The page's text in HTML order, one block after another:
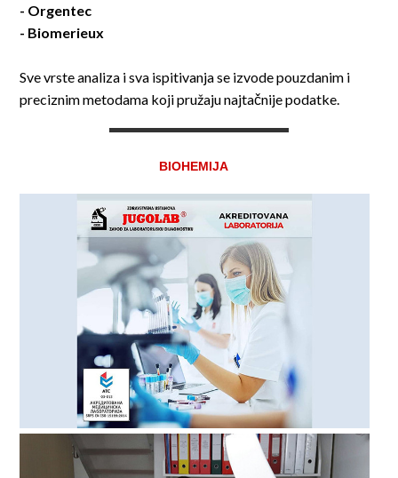
- Orgentec
- Biomerieux
Sve vrste analiza i sva ispitivanja se izvode pouzdanim i
preciznim metodama koji pružaju najtačnije podatke.
BIOHEMIJA